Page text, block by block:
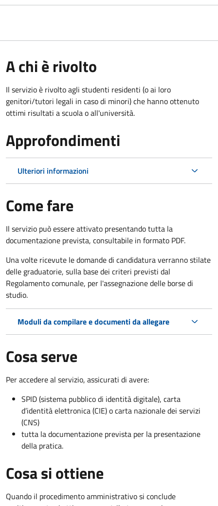
A chi è rivolto
Il servizio è rivolto agli studenti residenti (o ai loro
genitori/tutori legali in caso di minori) che hanno ottenuto
ottimi risultati a scuola o all'università.
Approfondimenti
Ulteriori informazioni
Come fare
Il servizio può essere attivato presentando tutta la
documentazione prevista, consultabile in formato PDF.
Una volte ricevute le domande di candidatura verranno stilate
delle graduatorie, sulla base dei criteri previsti dal
Regolamento comunale, per l'assegnazione delle borse di
studio.
Moduli da compilare e documenti da allegare
Cosa serve
Per accedere al servizio, assicurati di avere:
SPID (sistema pubblico di identità digitale), carta
d’identità elettronica (CIE) o carta nazionale dei servizi
(CNS)
tutta la documentazione prevista per la presentazione
della pratica.
Cosa si ottiene
Quando il procedimento amministrativo si conclude